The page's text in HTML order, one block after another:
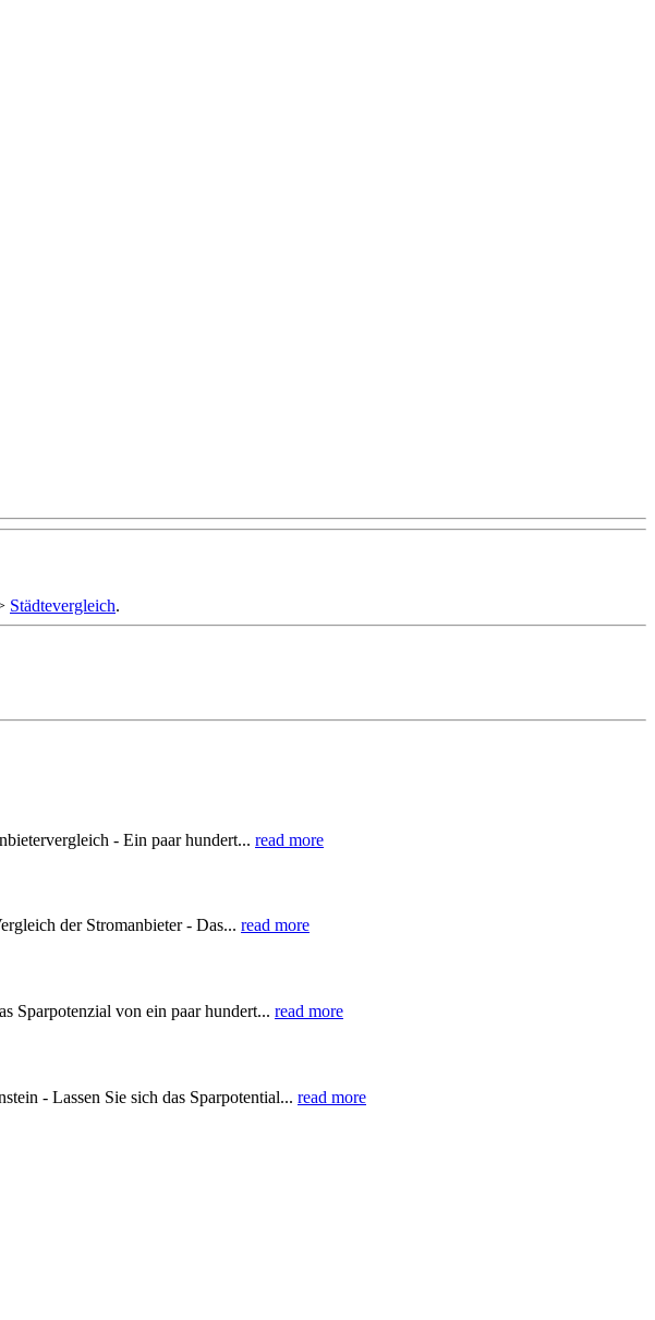
Städtevergleich.
- Ein paar hundert... read more
der Stromanbieter - Das... read more
Sparpotenzial von ein paar hundert... read more
- Lassen Sie sich das Sparpotential... read more